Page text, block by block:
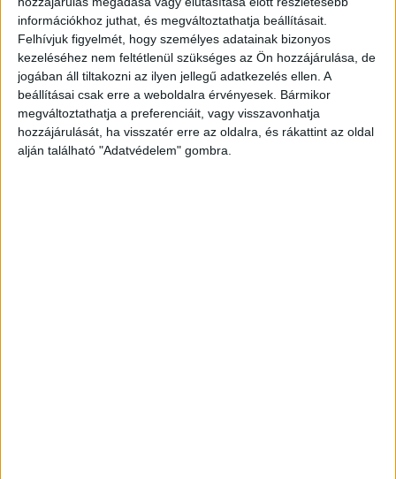
információkhoz juthat, és megváltoztathatja beállításait.
Felhívjuk figyelmét, hogy személyes adatainak bizonyos
kezeléséhez nem feltétlenül szükséges az Ön hozzájárulása, de
jogában áll tiltakozni az ilyen jellegű adatkezelés ellen. A
beállításai csak erre a weboldalra érvényesek. Bármikor
megváltoztathatja a preferenciáit, vagy visszavonhatja
hozzájárulását, ha visszatér erre az oldalra, és rákattint az oldal
alján található "Adatvédelem" gombra.
Az ősvilágba kalauzol a Viasat Nature új
sorozata